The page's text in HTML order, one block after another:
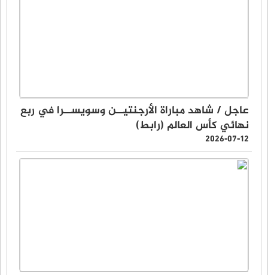
عاجل / شاهد مباراة الأرجنتيــن وسويســرا في ربع
نهائي كأس العالم (رابط)
2026-07-12